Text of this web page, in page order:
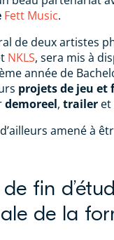
Fett Music.
de deux artistes
NKLS, sera mis à
année de
projets de jeu et
demoreel, trailer et
amené à
fin
de la